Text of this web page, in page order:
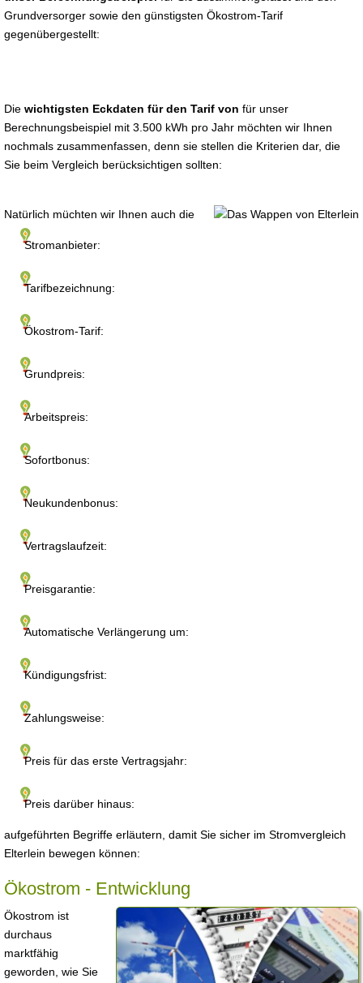
Grundversorger sowie den günstigsten Ökostrom-Tarif
gegenübergestellt:
Die wichtigsten Eckdaten für den Tarif von für unser
Berechnungsbeispiel mit 3.500 kWh pro Jahr möchten wir Ihnen
nochmals zusammenfassen, denn sie stellen die Kriterien dar, die
Sie beim Vergleich berücksichtigen sollten:
Stromanbieter:
Tarifbezeichnung:
Ökostrom-Tarif:
Grundpreis:
Arbeitspreis:
Sofortbonus:
Neukundenbonus:
Vertragslaufzeit:
Preisgarantie:
Automatische Verlängerung um:
Kündigungsfrist:
Zahlungsweise:
Preis für das erste Vertragsjahr:
Preis darüber hinaus:
Natürlich müchten wir Ihnen auch die
aufgeführten Begriffe erläutern, damit Sie sicher im Stromvergleich
Elterlein bewegen können:
Ökostrom - Entwicklung
Ökostrom ist
durchaus
marktfähig
geworden, wie Sie